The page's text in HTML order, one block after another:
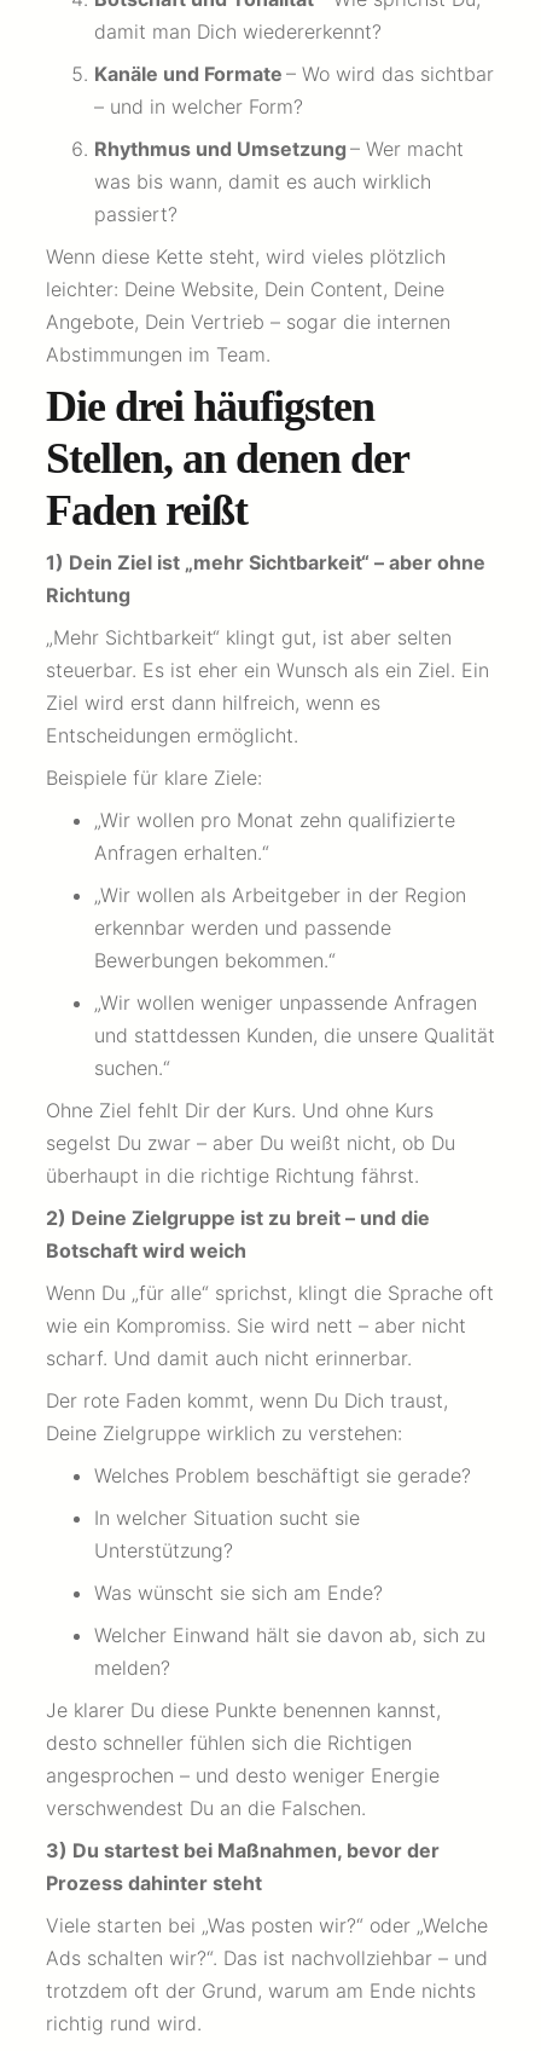
damit man Dich wiedererkennt?
Kanäle und Formate – Wo wird das sichtbar
– und in welcher Form?
Rhythmus und Umsetzung – Wer macht
was bis wann, damit es auch wirklich
passiert?
Wenn diese Kette steht, wird vieles plötzlich
leichter: Deine Website, Dein Content, Deine
Angebote, Dein Vertrieb – sogar die internen
Abstimmungen im Team.
Die drei häufigsten
Stellen, an denen der
Faden reißt
1) Dein Ziel ist „mehr Sichtbarkeit“ – aber ohne
Richtung
„Mehr Sichtbarkeit“ klingt gut, ist aber selten
steuerbar. Es ist eher ein Wunsch als ein Ziel. Ein
Ziel wird erst dann hilfreich, wenn es
Entscheidungen ermöglicht.
Beispiele für klare Ziele:
„Wir wollen pro Monat zehn qualifizierte
Anfragen erhalten.“
„Wir wollen als Arbeitgeber in der Region
erkennbar werden und passende
Bewerbungen bekommen.“
„Wir wollen weniger unpassende Anfragen
und stattdessen Kunden, die unsere Qualität
suchen.“
Ohne Ziel fehlt Dir der Kurs. Und ohne Kurs
segelst Du zwar – aber Du weißt nicht, ob Du
überhaupt in die richtige Richtung fährst.
2) Deine Zielgruppe ist zu breit – und die
Botschaft wird weich
Wenn Du „für alle“ sprichst, klingt die Sprache oft
wie ein Kompromiss. Sie wird nett – aber nicht
scharf. Und damit auch nicht erinnerbar.
Der rote Faden kommt, wenn Du Dich traust,
Deine Zielgruppe wirklich zu verstehen:
Welches Problem beschäftigt sie gerade?
In welcher Situation sucht sie
Unterstützung?
Was wünscht sie sich am Ende?
Welcher Einwand hält sie davon ab, sich zu
melden?
Je klarer Du diese Punkte benennen kannst,
desto schneller fühlen sich die Richtigen
angesprochen – und desto weniger Energie
verschwendest Du an die Falschen.
3) Du startest bei Maßnahmen, bevor der
Prozess dahinter steht
Viele starten bei „Was posten wir?“ oder „Welche
Ads schalten wir?“. Das ist nachvollziehbar – und
trotzdem oft der Grund, warum am Ende nichts
richtig rund wird.